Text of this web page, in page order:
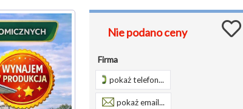
Nie podano ceny
Firma
pokaż telefon...
pokaż email...